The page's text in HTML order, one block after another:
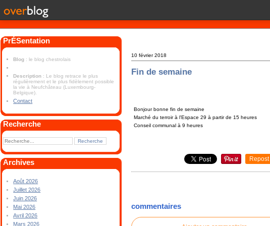
PrÉSentation
Blog : le blog chestrolais
Description : Le blog retrace le plus
régulièrement et le plus fidèlement possible
la vie à Neufchâteau (Luxembourg-
Belgique).
Contact
Recherche
Archives
Août 2026
Juillet 2026
Juin 2026
Mai 2026
Avril 2026
Mars 2026
10 février 2018
Fin de semaine
Bonjour bonne fin de semaine
Marché du terroir à l'Espace 29 à partir de 15 heures
Conseil communal à 9 heures
Repost
commentaires